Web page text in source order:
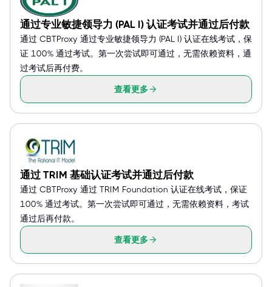
通过专业敏捷领导力 (PAL I) 认证考试并通过后付款
通过 CBTProxy 通过专业敏捷领导力 (PAL I) 认证在线考试，保
证 100% 通过考试。第一次尝试即可通过，无需依赖资料，通
过考试后再付费。
查看更多
通过 TRIM 基础认证考试并通过后付款
通过 CBTProxy 通过 TRIM Foundation 认证在线考试，保证
100% 通过考试。第一次尝试即可通过，无需依赖资料，考试
通过后再付款。
查看更多